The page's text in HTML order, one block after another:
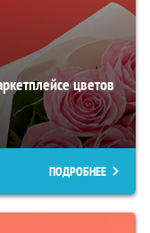
цветов
ПОДРОБНЕЕ